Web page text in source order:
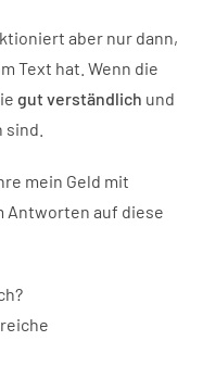
aber nur dann,
Text hat. Wenn die
gut verständlich und
mein Geld mit
Antworten auf diese